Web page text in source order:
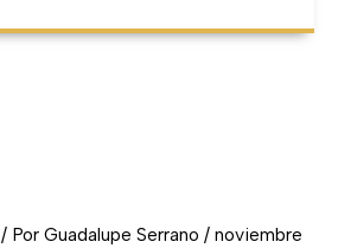
/ Por Guadalupe Serrano / noviembre